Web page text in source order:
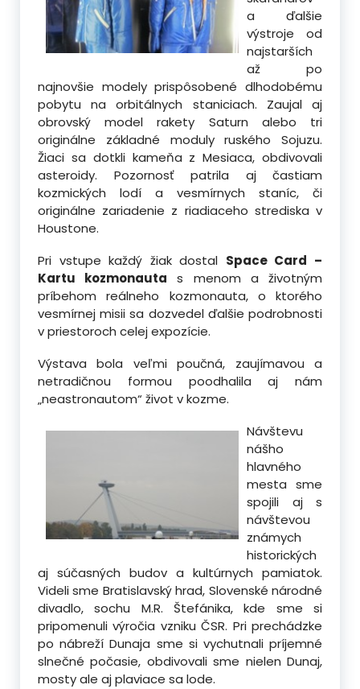
a ďalšie
výstroje od
najstarších
až po
najnovšie modely prispôsobené dlhodobému
pobytu na orbitálnych staniciach. Zaujal aj
obrovský model rakety Saturn alebo tri
originálne základné moduly ruského Sojuzu.
Žiaci sa dotkli kameňa z Mesiaca, obdivovali
asteroidy. Pozornosť patrila aj častiam
kozmických lodí a vesmírnych staníc, či
originálne zariadenie z riadiaceho strediska v
Houstone.
Pri vstupe každý žiak dostal Space Card –
Kartu kozmonauta s menom a životným
príbehom reálneho kozmonauta, o ktorého
vesmírnej misii sa dozvedel ďalšie podrobnosti
v priestoroch celej expozície.
Výstava bola veľmi poučná, zaujímavou a
netradičnou formou poodhalila aj nám
„neastronautom“ život v kozme.
Návštevu
nášho
hlavného
mesta sme
spojili aj s
návštevou
známych
historických
aj súčasných budov a kultúrnych pamiatok.
Videli sme Bratislavský hrad, Slovenské národné
divadlo, sochu M.R. Štefánika, kde sme si
pripomenuli výročia vzniku ČSR. Pri prechádzke
po nábreží Dunaja sme si vychutnali príjemné
slnečné počasie, obdivovali sme nielen Dunaj,
mosty ale aj plaviace sa lode.